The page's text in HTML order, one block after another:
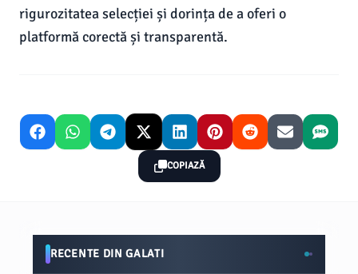
rigurozitatea selecției și dorința de a oferi o
platformă corectă și transparentă.
COPIAZĂ
RECENTE DIN GALATI